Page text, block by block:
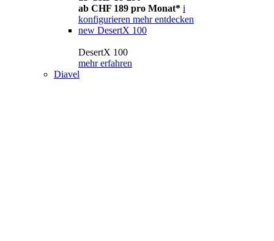
ab CHF 189 pro Monat* i
konfigurieren mehr entdecken
new DesertX 100
DesertX 100
mehr erfahren
Diavel